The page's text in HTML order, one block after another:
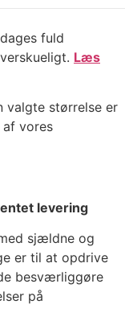
fuld
Læs
valgte størrelse er
af vores
levering
sjældne og
er til at opdrive
besværliggøre
på